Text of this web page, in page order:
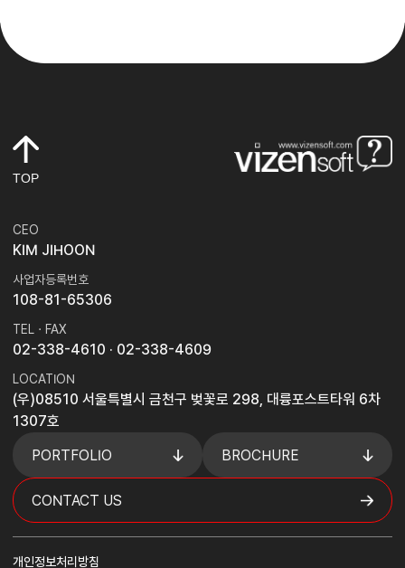
TOP
CEO
KIM JIHOON
사업자등록번호
108-81-65306
TEL · FAX
02-338-4610 · 02-338-4609
LOCATION
(우)08510 서울특별시 금천구 벚꽃로 298, 대륭포스트타워 6차
1307호
PORTFOLIO
BROCHURE
CONTACT US
개인정보처리방침